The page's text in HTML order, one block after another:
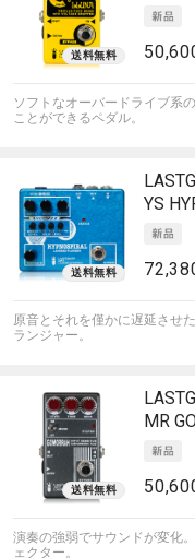
ソフトなオーバードライブ系
ことができるペダル。
YS
原音とそれを僅かに遅延させ
ランジャー。
MR
演奏の強弱でサウンドが変化
ェクター。